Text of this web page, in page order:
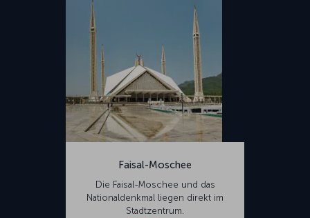
Faisal-Moschee
Die Faisal-Moschee und das
Nationaldenkmal liegen direkt im
Stadtzentrum.